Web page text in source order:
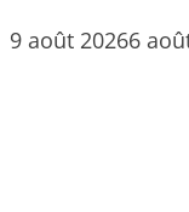
9 août 20266